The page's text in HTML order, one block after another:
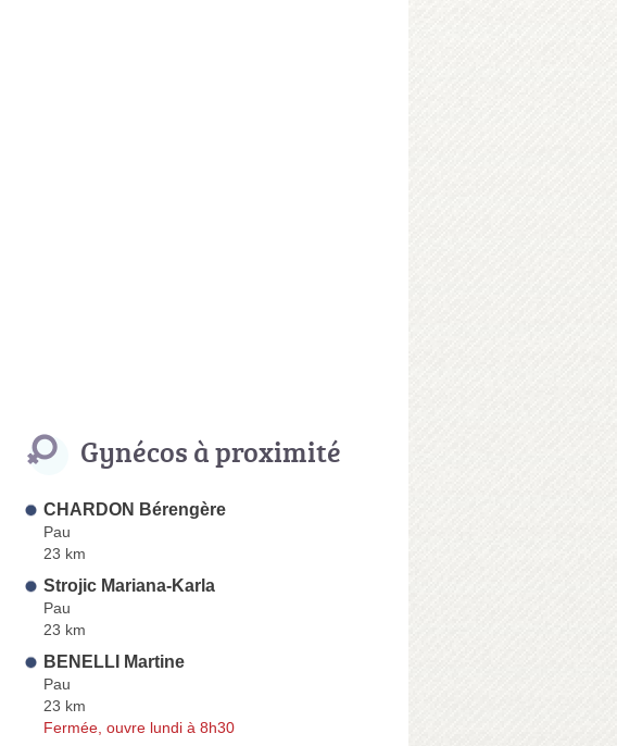
Gynécos à proximité
CHARDON Bérengère
Pau
23 km
Strojic Mariana-Karla
Pau
23 km
BENELLI Martine
Pau
23 km
Fermée, ouvre lundi à 8h30